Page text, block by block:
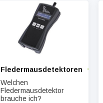
Fledermausdetektoren
Welchen
Fledermausdetektor
brauche ich?